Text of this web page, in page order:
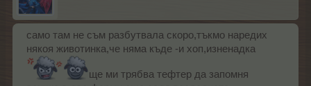
само там не съм разбутвала скоро,тъкмо наредих
някоя животинка,че няма къде -и хоп,изненадка
ще ми трябва тефтер да запомня